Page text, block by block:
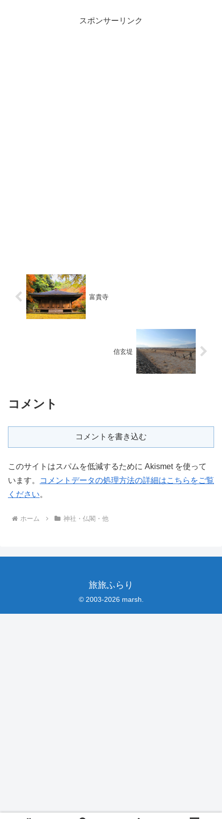
スポンサーリンク
富貴寺
信玄堤
コメント
コメントを書き込む
このサイトはスパムを低減するために Akismet を使って
います。
コメントデータの処理方法の詳細はこちらをご覧
ください。
ホーム 神社・仏閣・他
旅旅ふらり
© 2003-2026 marsh.